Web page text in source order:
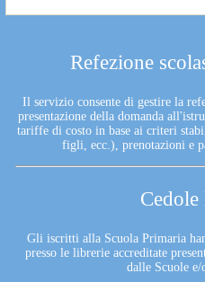
Refezione
Il servizio consente di gestire la
presentazione della domanda
tariffe di costo in base ai criteri
figli, ecc.), prenotazioni e
Gli iscritti alla Scuola Primaria
presso le librerie accreditate
dalle Scuole e/